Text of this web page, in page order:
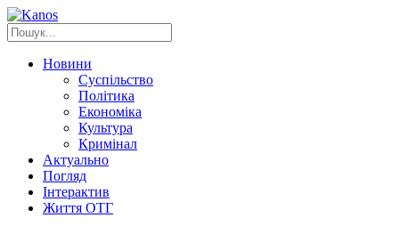
Новини
Суспільство
Політика
Економіка
Культура
Кримінал
Актуально
Погляд
Інтерактив
Життя ОТГ